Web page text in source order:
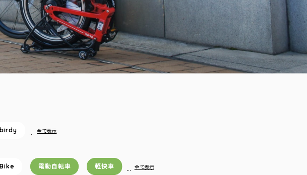
birdy … 全て表示
電動自転車 軽快車 … 全て表示